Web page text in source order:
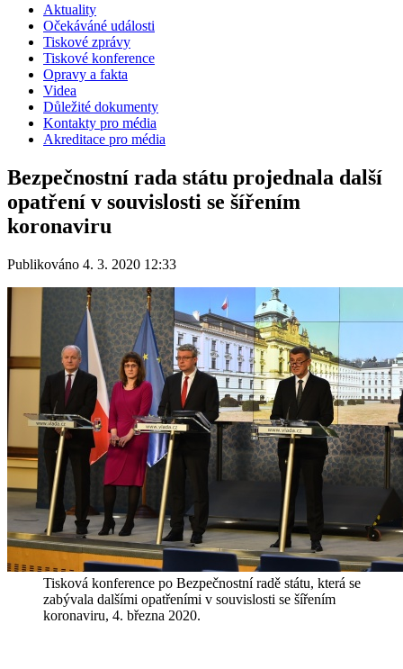
Aktuality
Očekáváné události
Tiskové zprávy
Tiskové konference
Opravy a fakta
Videa
Důležité dokumenty
Kontakty pro média
Akreditace pro média
Bezpečnostní rada státu projednala další
opatření v souvislosti se šířením
koronaviru
Publikováno 4. 3. 2020 12:33
Tisková konference po Bezpečnostní radě státu, která se
zabývala dalšími opatřeními v souvislosti se šířením
koronaviru, 4. března 2020.